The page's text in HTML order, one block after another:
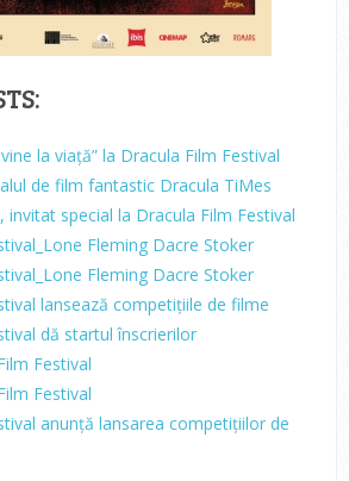
la viață” la Dracula Film Festival
de film fantastic Dracula TiMes
invitat special la Dracula Film Festival
Fleming Dacre Stoker
Fleming Dacre Stoker
lansează competițiile de filme
dă startul înscrierilor
Festival
Festival
anunță lansarea competițiilor de